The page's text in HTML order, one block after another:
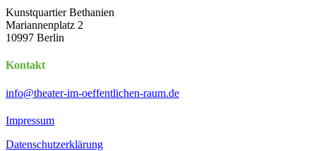
Kunstquartier Bethanien
Mariannenplatz 2
10997 Berlin
Kontakt
info@theater-im-oeffentlichen-raum.de
Impressum
Datenschutzerklärung